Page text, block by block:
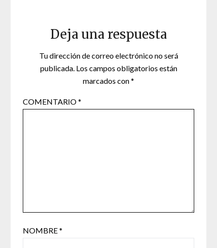
Deja una respuesta
Tu dirección de correo electrónico no será
publicada. Los campos obligatorios están
marcados con*
COMENTARIO*
NOMBRE*